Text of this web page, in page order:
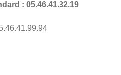
: 05.46.41.32.19